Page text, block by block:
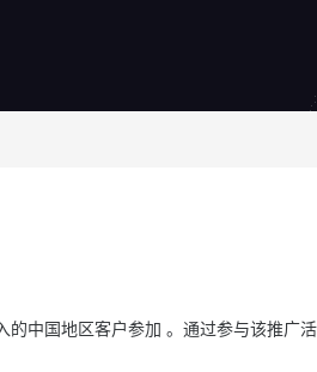
的中国地区客户参加 。通过参与该推广